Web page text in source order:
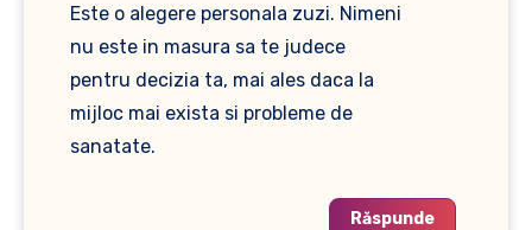
Este o alegere personala zuzi. Nimeni
nu este in masura sa te judece
pentru decizia ta, mai ales daca la
mijloc mai exista si probleme de
sanatate.
Răspunde